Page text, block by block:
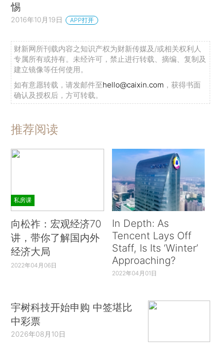
惕
2016年10月19日 APP打开
财新网所刊载内容之知识产权为财新传媒及/或相关权利人
专属所有或持有。未经许可，禁止进行转载、摘编、复制及
建立镜像等任何使用。
如有意愿转载，请发邮件至hello@caixin.com ，获得书面
确认及授权后，方可转载。
推荐阅读
私房课
向松祚：宏观经济70
讲，带你了解国内外
经济大局
2022年04月06日
In Depth: As
Tencent Lays Off
Staff, Is Its ‘Winter’
Approaching?
2022年04月01日
宇树科技开始申购 中签堪比
中彩票
2026年08月10日